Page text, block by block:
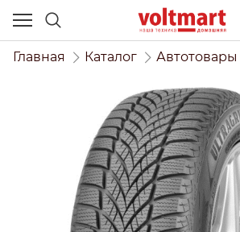
Главная Каталог Автотовары